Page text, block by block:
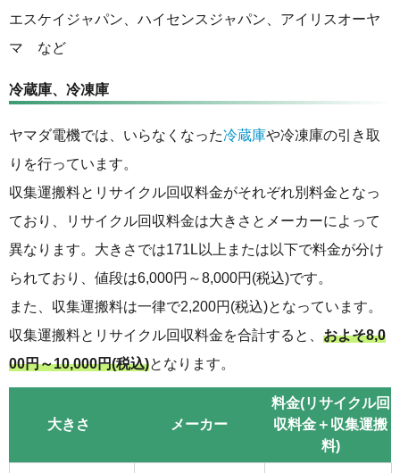
エスケイジャパン、ハイセンスジャパン、アイリスオーヤ
マ など
冷蔵庫、冷凍庫
ヤマダ電機では、いらなくなった冷蔵庫や冷凍庫の引き取
りを行っています。
収集運搬料とリサイクル回収料金がそれぞれ別料金となっ
ており、リサイクル回収料金は大きさとメーカーによって
異なります。大きさでは171L以上または以下で料金が分け
られており、値段は6,000円～8,000円(税込)です。
また、収集運搬料は一律で2,200円(税込)となっています。
収集運搬料とリサイクル回収料金を合計すると、 およそ8,0
00円～10,000円(税込)となります。
大きさ メーカー
料金(リサイクル回
収料金＋収集運搬
料)